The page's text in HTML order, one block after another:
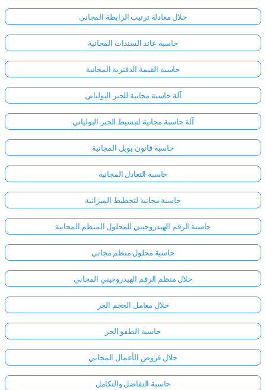
حلال معادلة ترتيب الرابطة المجاني
حاسبة عائد السندات المجانية
حاسبة القيمة الدفترية المجانية
آلة حاسبة مجانية للجبر البولياني
آلة حاسبة مجانية لتبسيط الجبر البولياني
حاسبة قانون بويل المجانية
حاسبة التعادل المجانية
حاسبة مجانية لتخطيط الميزانية
حاسبة الرقم الهيدروجيني للمحلول المنظم المجانية
حاسبة محلول منظم مجاني
حلال منظم الرقم الهيدروجيني المجاني
حلال معامل الحجم الحر
حاسبة الطفو الحر
حلال قروض الأعمال المجاني
حاسبة التفاضل والتكامل